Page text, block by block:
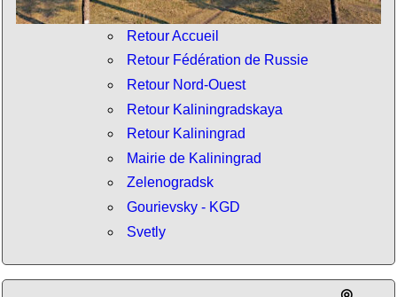
Retour Accueil
Retour Fédération de Russie
Retour Nord-Ouest
Retour Kaliningradskaya
Retour Kaliningrad
Mairie de Kaliningrad
Zelenogradsk
Gourievsky - KGD
Svetly